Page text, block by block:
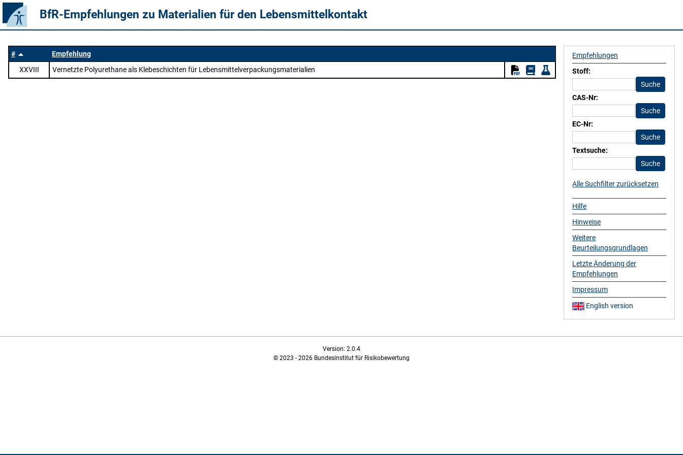
BfR-Empfehlungen zu Materialien für den Lebensmittelkontakt
#
Empfehlung
XXVIII
Vernetzte Polyurethane als Klebeschichten für Lebensmittelverpackungsmaterialien
Empfehlungen
Stoff:
CAS-Nr:
EC-Nr:
Textsuche:
Alle Suchfilter zurücksetzen
Hilfe
Hinweise
Weitere
Beurteilungsgrundlagen
Letzte Änderung der
Empfehlungen
Impressum
English version
Version: 2.0.4
© 2023 - 2026 Bundesinstitut für Risikobewertung